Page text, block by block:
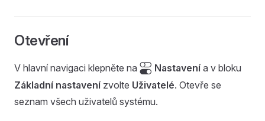
Otevření
V hlavní navigaci klepněte na  Nastavení a v bloku
Základní nastavení zvolte Uživatelé. Otevře se
seznam všech uživatelů systému.